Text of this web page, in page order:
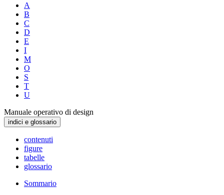
A
B
C
D
E
I
M
O
S
T
U
Manuale operativo di design
indici e glossario
contenuti
figure
tabelle
glossario
Sommario